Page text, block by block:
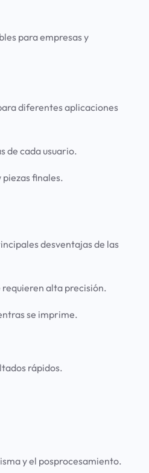
para empresas y
diferentes aplicaciones
de cada usuario.
finales.
desventajas de las
requieren alta precisión.
se imprime.
rápidos.
y el posprocesamiento.